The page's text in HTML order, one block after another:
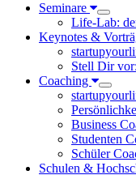
Seminare
Life-Lab:
Keynotes &
Stell Dir
Coaching
Business
Studenten
Schüler
Schulen &